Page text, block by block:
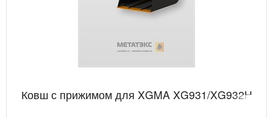
Ковш с прижимом для XGMA XG931/XG932H